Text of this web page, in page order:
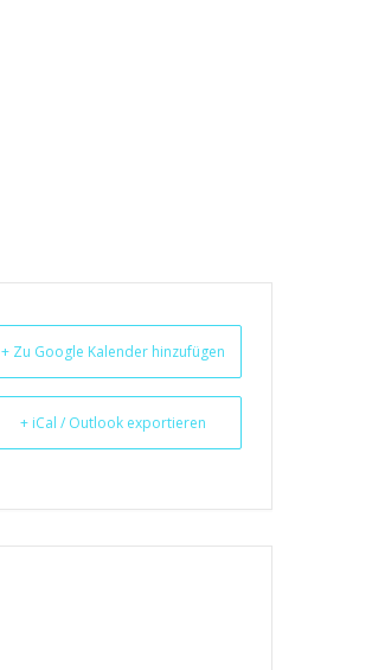
+ Zu Google Kalender hinzufügen
+ iCal / Outlook exportieren